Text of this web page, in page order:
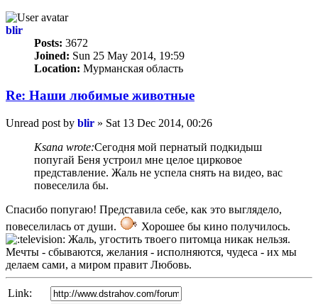
blir
Posts: 3672
Joined: Sun 25 May 2014, 19:59
Location: Мурманская область
Re: Наши любимые животные
Unread post by blir » Sat 13 Dec 2014, 00:26
Ksana wrote:Сегодня мой пернатый подкидыш
попугай Беня устроил мне целое цирковое
представление. Жаль не успела снять на видео, вас
повеселила бы.
Спасибо попугаю! Представила себе, как это выглядело,
повеселилась от души.
Хорошее бы кино получилось.
Жаль, угостить твоего питомца никак нельзя.
Мечты - сбываются, желания - исполняются, чудеса - их мы
делаем сами, а миром правит Любовь.
Link: